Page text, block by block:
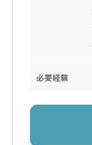
必要経験